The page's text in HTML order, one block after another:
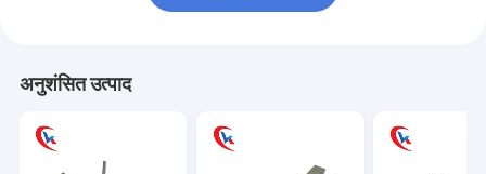
अनुशंसित उत्पाद